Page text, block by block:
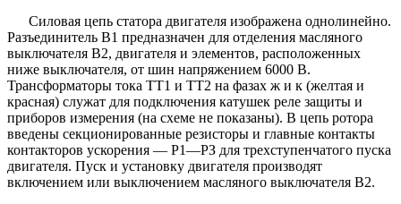
Силовая цепь статора двигателя изображена однолинейно.
Разъединитель В1 предназначен для отделения масляного
выключателя В2, двигателя и элементов, расположенных
ниже выключателя, от шин напряжением 6000 В.
Трансформаторы тока ТТ1 и ТТ2 на фазах ж и к (желтая и
красная) служат для подключения катушек реле защиты и
приборов измерения (на схеме не показаны). В цепь ротора
введены секционированные резисторы и главные контакты
контакторов ускорения — Р1—РЗ для трехступенчатого пуска
двигателя. Пуск и установку двигателя производят
включением или выключением масляного выключателя В2.